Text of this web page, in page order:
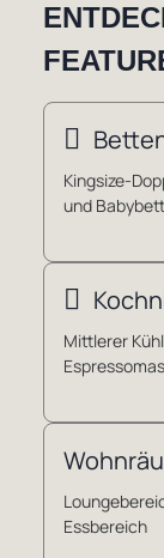
Kingsize-
und
Mittlerer
Essbereich